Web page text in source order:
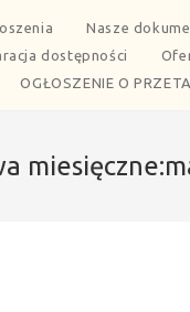
Nasze
dostępności
OGŁOSZENIE O